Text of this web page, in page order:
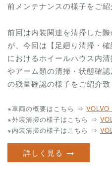
前メンテナンスの様子をご紹
前回は内装関連を清掃した
が、今回は【足廻り清掃・
におけるホイールハウス内
やアーム類の清掃・状態確
の残量確認の様子をご紹介致
※車両の概要はこちら ⇒ VOLVO
※外装清掃の様子はこちら ⇒
※内装清掃の様子はこちら ⇒
詳しく見る